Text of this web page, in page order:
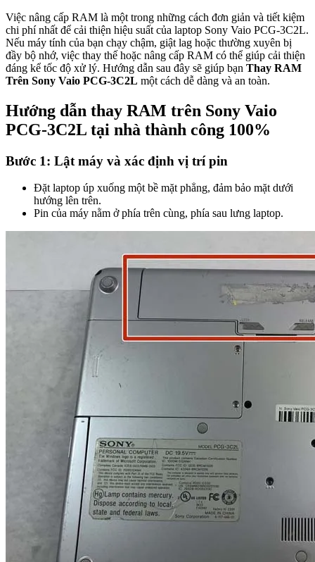
Việc nâng cấp RAM là một trong những cách đơn giản và tiết kiệm
chi phí nhất để cải thiện hiệu suất của laptop Sony Vaio PCG-3C2L.
Nếu máy tính của bạn chạy chậm, giật lag hoặc thường xuyên bị
đầy bộ nhớ, việc thay thế hoặc nâng cấp RAM có thể giúp cải thiện
đáng kể tốc độ xử lý. Hướng dẫn sau đây sẽ giúp bạn Thay RAM
Trên Sony Vaio PCG-3C2L một cách dễ dàng và an toàn.
Hướng dẫn thay RAM trên Sony Vaio
PCG-3C2L tại nhà thành công 100%
Bước 1: Lật máy và xác định vị trí pin
Đặt laptop úp xuống một bề mặt phẳng, đảm bảo mặt dưới
hướng lên trên.
Pin của máy nằm ở phía trên cùng, phía sau lưng laptop.